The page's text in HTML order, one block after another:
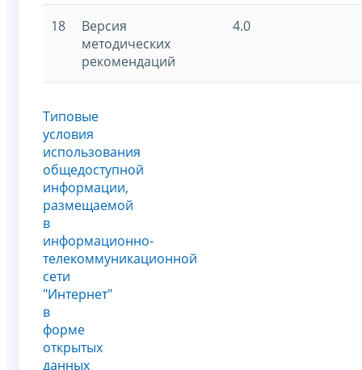
18
Версия
методических
рекомендаций
4.0
Типовые
условия
использования
общедоступной
информации,
размещаемой
в
информационно-
телекоммуникационной
сети
"Интернет"
в
форме
открытых
данных